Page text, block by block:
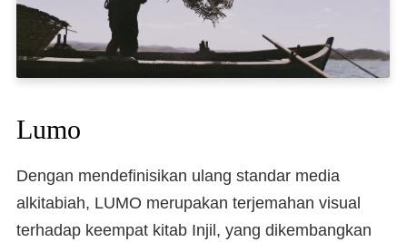
Lumo
Dengan mendefinisikan ulang standar media
alkitabiah, LUMO merupakan terjemahan visual
terhadap keempat kitab Injil, yang dikembangkan